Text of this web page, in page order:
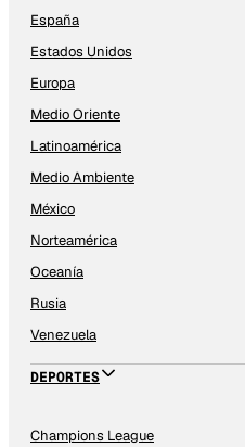
España
Estados Unidos
Europa
Medio Oriente
Latinoamérica
Medio Ambiente
México
Norteamérica
Oceanía
Rusia
Venezuela
DEPORTES
Champions League